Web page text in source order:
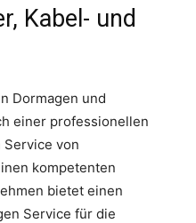
Kabel- und
Dormagen und
einer professionellen
von
kompetenten
bietet einen
Service für die